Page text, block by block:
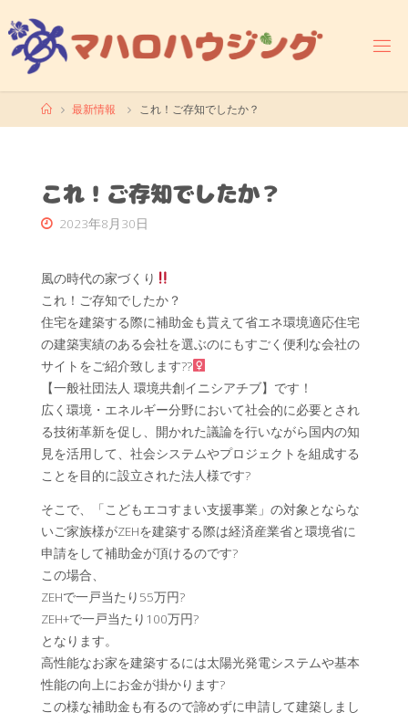
ン
テ
ホ
ー
最新情報 これ！ご存知でしたか？
これ！ご存知でしたか？
2023年8月30日
風の時代の家づくり
‍これ！ご存知でしたか？
住宅を建築する際に補助金も貰えて省エネ環境適応住宅
の建築実績のある会社を選ぶのにもすごく便利な会社の
サイトをご紹介致します??‍
【一般社団法人 環境共創イニシアチブ】です！
広く環境・エネルギー分野において社会的に必要とされ
る技術革新を促し、開かれた議論を行いながら国内の知
見を活用して、社会システムやプロジェクトを組成する
ことを目的に設立された法人様です?
そこで、「こどもエコすまい支援事業」の対象とならな
いご家族様がZEHを建築する際は経済産業省と環境省に
申請をして補助金が頂けるのです?
この場合、
ZEHで一戸当たり55万円?
ZEH+で一戸当たり100万円?
となります。
高性能なお家を建築するには太陽光発電システムや基本
性能の向上にお金が掛かります?
この様な補助金も有るので諦めずに申請して建築しまし